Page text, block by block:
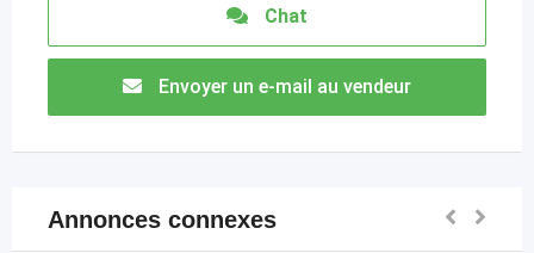
Chat
Envoyer un e-mail au vendeur
Annonces connexes